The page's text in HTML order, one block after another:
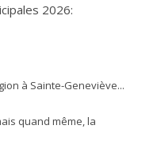
2026:
à Sainte-Geneviève...
quand même, la